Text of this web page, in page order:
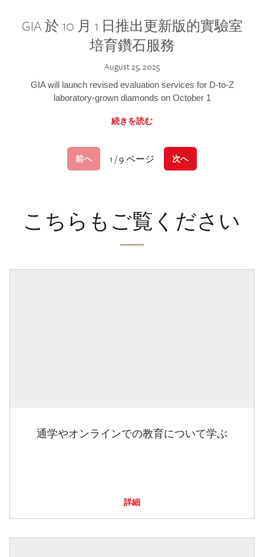
GIA 於 10 月 1 日推出更新版的實驗室
培育鑽石服務
August 25, 2025
GIA will launch revised evaluation services for D-to-Z
laboratory-grown diamonds on October 1
続きを読む
前へ 1 / 9 ページ 次へ
こちらもご覧ください
通学やオンラインでの教育について学ぶ
詳細